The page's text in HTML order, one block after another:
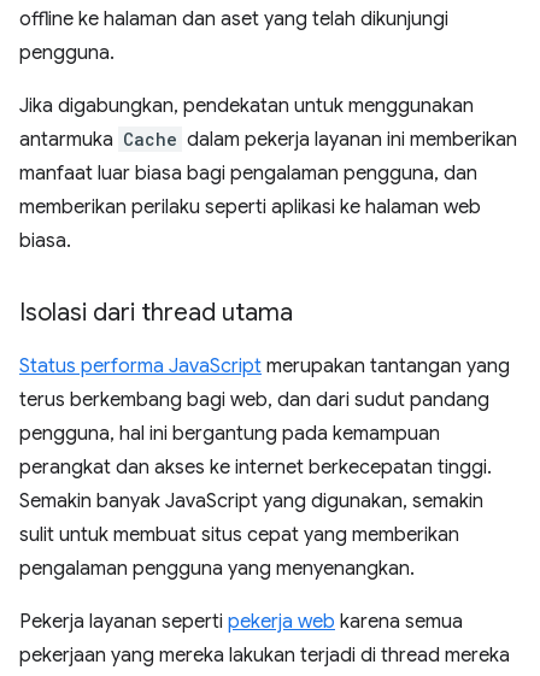
offline ke halaman dan aset yang telah dikunjungi
pengguna.
Jika digabungkan, pendekatan untuk menggunakan
antarmuka Cache dalam pekerja layanan ini memberikan
manfaat luar biasa bagi pengalaman pengguna, dan
memberikan perilaku seperti aplikasi ke halaman web
biasa.
Isolasi dari thread utama
Status performa JavaScript merupakan tantangan yang
terus berkembang bagi web, dan dari sudut pandang
pengguna, hal ini bergantung pada kemampuan
perangkat dan akses ke internet berkecepatan tinggi.
Semakin banyak JavaScript yang digunakan, semakin
sulit untuk membuat situs cepat yang memberikan
pengalaman pengguna yang menyenangkan.
Pekerja layanan seperti pekerja web karena semua
pekerjaan yang mereka lakukan terjadi di thread mereka